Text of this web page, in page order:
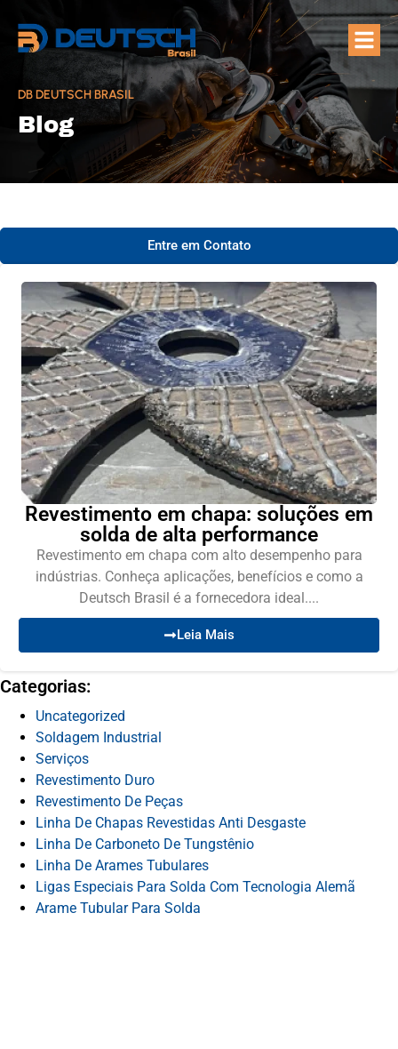
DB DEUTSCH BRASIL
Blog
Entre em Contato
Revestimento em chapa: soluções em
solda de alta performance
Revestimento em chapa com alto desempenho para
indústrias. Conheça aplicações, benefícios e como a
Deutsch Brasil é a fornecedora ideal....
Leia Mais
Categorias:
Uncategorized
Soldagem Industrial
Serviços
Revestimento Duro
Revestimento De Peças
Linha De Chapas Revestidas Anti Desgaste
Linha De Carboneto De Tungstênio
Linha De Arames Tubulares
Ligas Especiais Para Solda Com Tecnologia Alemã
Arame Tubular Para Solda